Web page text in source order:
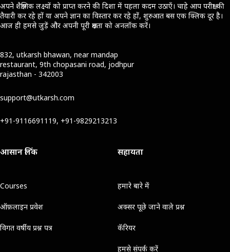
अपने शैक्षणिक लक्ष्यों को प्राप्त करने की दिशा में पहला कदम उठाएँ। चाहे आप परीक्षा की
तैयारी कर रहे हों या अपने ज्ञान का विस्तार कर रहे हों, शुरुआत बस एक क्लिक दूर है।
आज ही हमसे जुड़ें और अपनी पूरी क्षमता को अनलॉक करें।
832, utkarsh bhawan, near mandap
restaurant, 9th chopasani road, jodhpur
rajasthan - 342003
support@utkarsh.com
+91-9116691119, +91-9829213213
आसान लिंक
Courses
ऑफ़लाइन प्रवेश
विगत वर्षीय प्रश्न पत्र
सहायता
हमारे बारे में
अक्सर पूछे जाने वाले प्रश्न
कॅरियर
हमसे संपर्क करें